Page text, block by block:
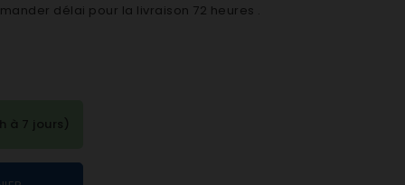
délai pour la livraison 72 heures .
à 7 jours)